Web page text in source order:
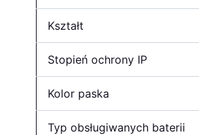
Kształt
Stopień ochrony IP
Kolor paska
Typ obsługiwanych baterii